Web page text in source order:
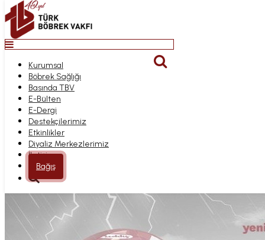
Top
Anasayfa
Kurumsal
Bağış
Böbrek Sağlığı
Basında TBV
E-Bülten
E-Dergi
Destekçilerimiz
Etkinlikler
Diyaliz Merkezlerimiz
İletişim
Kurumsal
Böbrek Sağlığı
Basında TBV
E-Bülten
E-Dergi
Destekçilerimiz
Etkinlikler
Diyaliz Merkezlerimiz
İletişim
Bağış
KARAR SENIN
Karar Senin
1 Mart 2021